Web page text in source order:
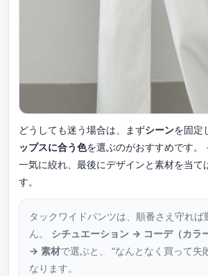
どうしても迷う場合は、まずシーンを固定
ップスに合う色を選ぶのがおすすめです。
一気に絞れ、最後にデザインと素材を当て
す。
タックワイドパンツは、順番さえ守れば
ん。 シチュエーション → コーデ（カラ
→ 素材で選ぶと、 “なんとなく買って失
なります。